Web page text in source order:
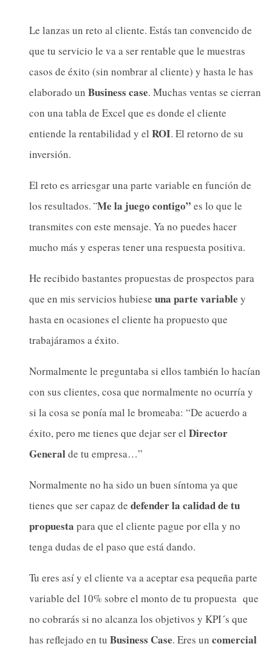
Le lanzas un reto al cliente. Estás tan convencido de
que tu servicio le va a ser rentable que le muestras
casos de éxito (sin nombrar al cliente) y hasta le has
elaborado un Business case. Muchas ventas se cierran
con una tabla de Excel que es donde el cliente
entiende la rentabilidad y el ROI. El retorno de su
inversión.
El reto es arriesgar una parte variable en función de
los resultados. ¨Me la juego contigo” es lo que le
transmites con este mensaje. Ya no puedes hacer
mucho más y esperas tener una respuesta positiva.
He recibido bastantes propuestas de prospectos para
que en mis servicios hubiese una parte variable y
hasta en ocasiones el cliente ha propuesto que
trabajáramos a éxito.
Normalmente le preguntaba si ellos también lo hacían
con sus clientes, cosa que normalmente no ocurría y
si la cosa se ponía mal le bromeaba: “De acuerdo a
éxito, pero me tienes que dejar ser el Director
Generalde tu empresa…”
Normalmente no ha sido un buen síntoma ya que
tienes que ser capaz de defender la calidad de tu
propuesta para que el cliente pague por ella y no
tenga dudas de el paso que está dando.
Tu eres así y el cliente va a aceptar esa pequeña parte
variable del 10% sobre el monto de tu propuesta que
no cobrarás si no alcanza los objetivos y KPI´s que
has reflejado en tu Business Case. Eres un comercial